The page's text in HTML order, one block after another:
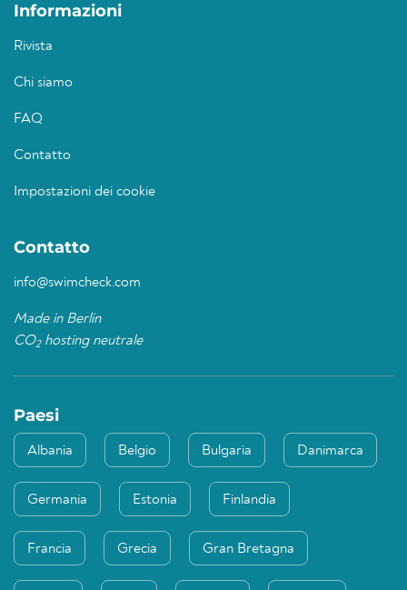
Informazioni
Rivista
Chi siamo
FAQ
Contatto
Impostazioni dei cookie
Contatto
info@swimcheck.com
Made in Berlin
CO2hosting neutrale
Paesi
Albania Belgio Bulgaria Danimarca
Germania Estonia Finlandia
Francia Grecia Gran Bretagna